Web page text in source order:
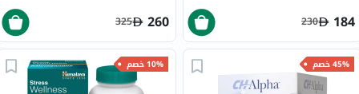
184
230
260
325
45% خصم 10% خصم